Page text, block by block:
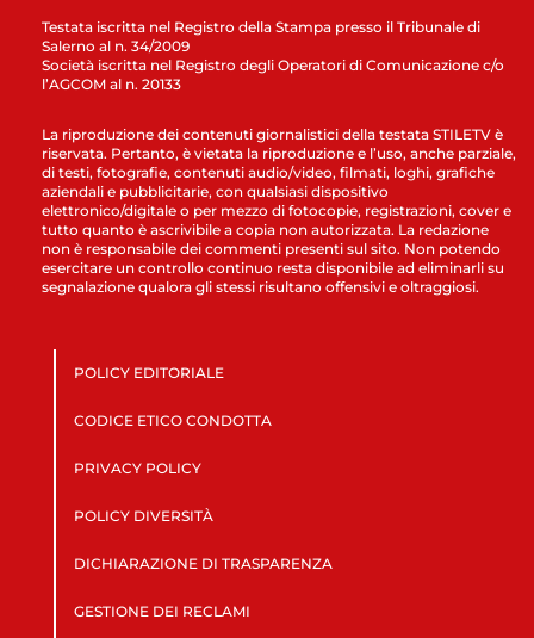
Testata iscritta nel Registro della Stampa presso il Tribunale di
Salerno al n. 34/2009
Società iscritta nel Registro degli Operatori di Comunicazione c/o
l’AGCOM al n. 20133
La riproduzione dei contenuti giornalistici della testata STILETV è
riservata. Pertanto, è vietata la riproduzione e l’uso, anche parziale,
di testi, fotografie, contenuti audio/video, filmati, loghi, grafiche
aziendali e pubblicitarie, con qualsiasi dispositivo
elettronico/digitale o per mezzo di fotocopie, registrazioni, cover e
tutto quanto è ascrivibile a copia non autorizzata. La redazione
non è responsabile dei commenti presenti sul sito. Non potendo
esercitare un controllo continuo resta disponibile ad eliminarli su
segnalazione qualora gli stessi risultano offensivi e oltraggiosi.
POLICY EDITORIALE
CODICE ETICO CONDOTTA
PRIVACY POLICY
POLICY DIVERSITÀ
DICHIARAZIONE DI TRASPARENZA
GESTIONE DEI RECLAMI